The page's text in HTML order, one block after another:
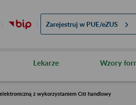
Zarejestruj w PUE/eZUS
Lekarze Wzory
z wykorzystaniem Citi handlowy